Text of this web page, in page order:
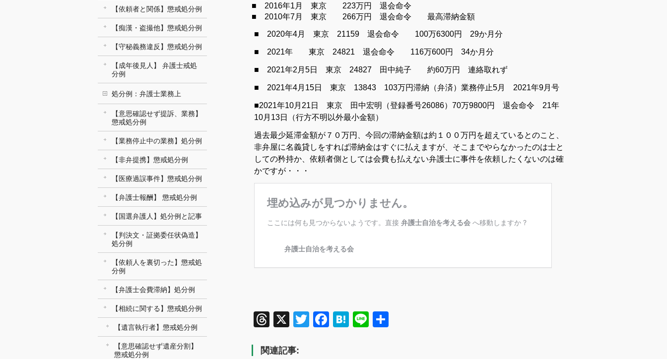
■ 2016年1月 東京 223万円 退会命令
■ 2010年7月 東京 266万円 退会命令 最高滞納金額
■ 2020年4月 東京 21159 退会命令 100万6300円 29か月分
■ 2021年 東京 24821 退会命令 116万600円 34か月分
■ 2021年2月5日 東京 24827 田中純子 約60万円 連絡取れず
■ 2021年4月15日 東京 13843 103万円滞納（弁済）業務停止5月 2021年9月号
■2021年10月21日 東京 田中宏明（登録番号26086）70万9800円 退会命令 21年
10月13日（行方不明以外最小金額）
過去最少延滞金額が７０万円、今回の滞納金額は約１００万円を超えているとのこと、
非弁屋に名義貸しをすれば滞納金はすぐに払えますが、そこまでやらなかったのは士と
しての矜持か、依頼者側としては会費も払えない弁護士に事件を依頼したくないのは確
かですが・・・
Threads
X TwitterFacebook
Hatena
Line
関連記事:
【依頼者と関係】懲戒処分例
【痴漢・盗撮他】懲戒処分例
【守秘義務違反】懲戒処分例
【成年後見人】 弁護士戒処
分例
処分例：弁護士業務上
【意思確認せず提訴、業務】
懲戒処分例
【業務停止中の業務】処分例
【非弁提携】懲戒処分例
【医療過誤事件】懲戒処分例
【弁護士報酬】 懲戒処分例
【国選弁護人】処分例と記事
【判決文・証拠委任状偽造】
処分例
【依頼人を裏切った】懲戒処
分例
【弁護士会費滞納】処分例
【相続に関する】懲戒処分例
【遺言執行者】懲戒処分例
【意思確認せず遺産分割】
懲戒処分例